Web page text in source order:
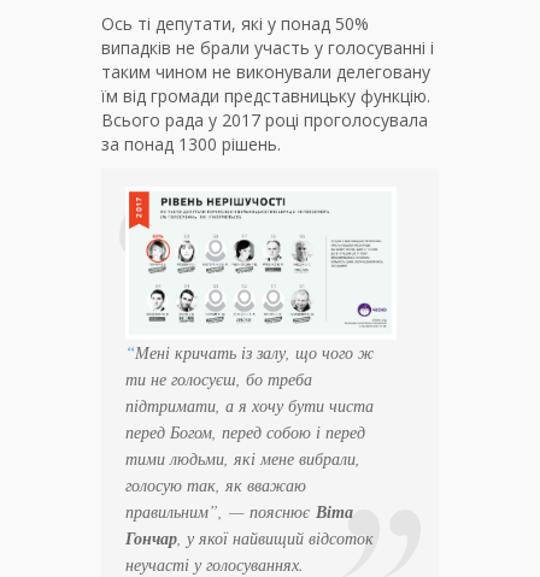
Ось ті депутати, які у понад 50%
випадків не брали участь у голосуванні і
таким чином не виконували делеговану
їм від громади представницьку функцію.
Всього рада у 2017 році проголосувала
за понад 1300 рішень.
“Мені кричать із залу, що чого ж
ти не голосуєш, бо треба
підтримати, а я хочу бути чиста
перед Богом, перед собою і перед
тими людьми, які мене вибрали,
голосую так, як вважаю
правильним”, —пояснює Віта
Гончар, у якої найвищий відсоток
неучасті у голосуваннях.